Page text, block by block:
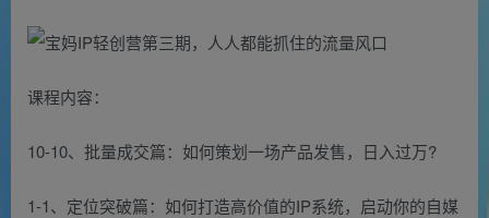
课程内容：
10-10、批量成交篇：如何策划一场产品发售，日入过万?
1-1、定位突破篇：如何打造高价值的IP系统，启动你的自媒